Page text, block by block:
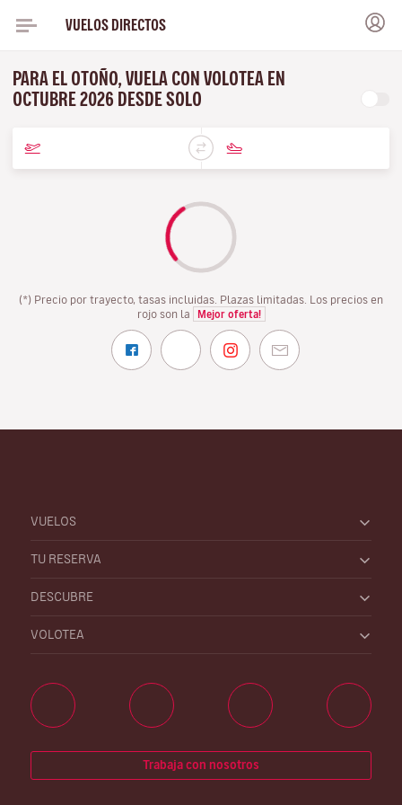
VUELOS DIRECTOS
PARA EL OTOÑO, VUELA CON VOLOTEA EN
OCTUBRE 2026 DESDE SOLO
(*) Precio por trayecto, tasas incluidas. Plazas limitadas. Los precios en
rojo son la
Mejor oferta!
VUELOS
TU RESERVA
DESCUBRE
VOLOTEA
Trabaja con nosotros